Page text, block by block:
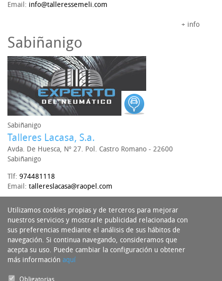
Email: info@talleressemeli.com
+ info
Sabiñanigo
Sabiñanigo
Talleres Lacasa, S.a.
Avda. De Huesca, Nº 27. Pol. Castro Romano - 22600
Sabiñanigo
Tlf: 974481118
Email: tallereslacasa@raopel.com
Utilizamos cookies propias y de terceros para mejorar
nuestros servicios y mostrarle publicidad relacionada con
sus preferencias mediante el análisis de sus hábitos de
navegación. Si continua navegando, consideramos que
acepta su uso. Puede cambiar la configuración u obtener
más información aquí
Obligatorias